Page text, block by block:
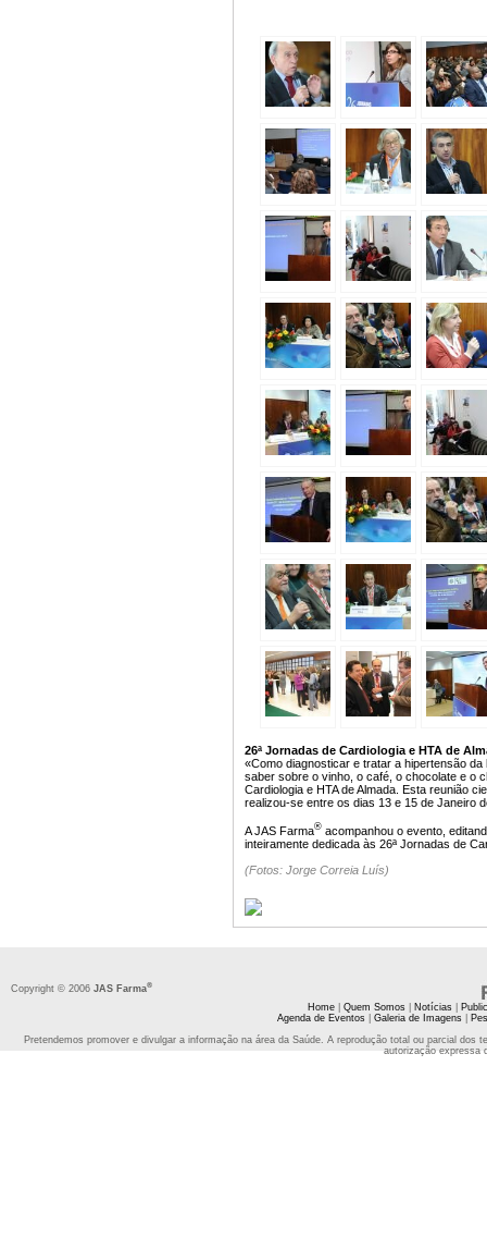
26ª Jornadas de Cardiologia e HTA de
«Como diagnosticar e tratar a hipertensão
saber sobre o vinho, o café, o chocolate e o
Cardiologia e HTA de Almada. Esta reunião
realizou-se entre os dias 13 e 15 de Janeiro
A JAS Farma® acompanhou o evento,
inteiramente dedicada às 26ª Jornadas de
(Fotos: Jorge Correia Luís)
Copyright © 2006 JAS Farma®
Home| Quem Somos| Notícias|
Agenda de Eventos| Galeria de Imagens|
Pretendemos promover e divulgar a informação na área da Saúde. A reprodução total ou parcial
autorização expressa